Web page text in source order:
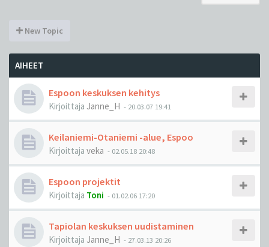
New Topic
AIHEET
Espoon keskuksen kehitys
Kirjoittaja Janne_H - 20.03.07 19:41
Keilaniemi-Otaniemi -alue, Espoo
Kirjoittaja veka - 02.05.18 20:48
Espoon projektit
Kirjoittaja Toni - 01.02.06 17:20
Tapiolan keskuksen uudistaminen
Kirjoittaja Janne_H - 27.03.13 20:26